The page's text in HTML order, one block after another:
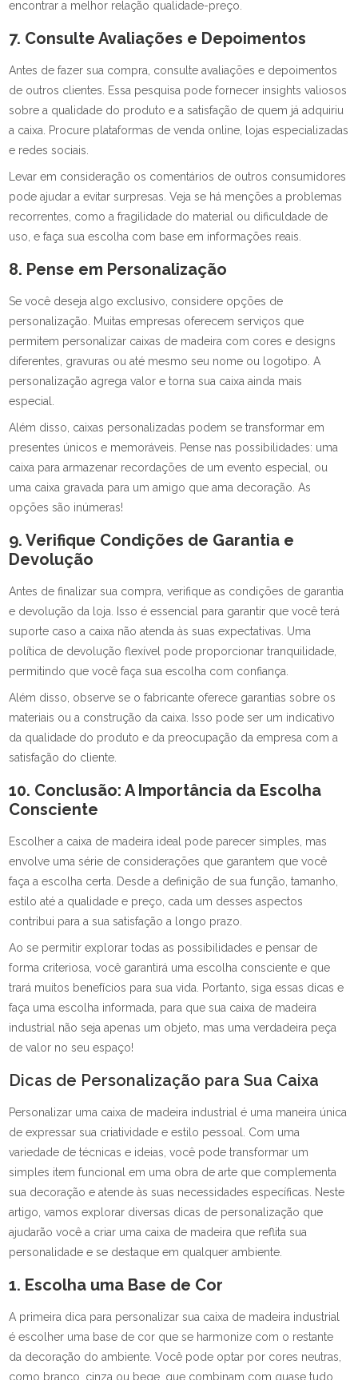
encontrar a melhor relação qualidade-preço.
7. Consulte Avaliações e Depoimentos
Antes de fazer sua compra, consulte avaliações e depoimentos
de outros clientes. Essa pesquisa pode fornecer insights valiosos
sobre a qualidade do produto e a satisfação de quem já adquiriu
a caixa. Procure plataformas de venda online, lojas especializadas
e redes sociais.
Levar em consideração os comentários de outros consumidores
pode ajudar a evitar surpresas. Veja se há menções a problemas
recorrentes, como a fragilidade do material ou dificuldade de
uso, e faça sua escolha com base em informações reais.
8. Pense em Personalização
Se você deseja algo exclusivo, considere opções de
personalização. Muitas empresas oferecem serviços que
permitem personalizar caixas de madeira com cores e designs
diferentes, gravuras ou até mesmo seu nome ou logotipo. A
personalização agrega valor e torna sua caixa ainda mais
especial.
Além disso, caixas personalizadas podem se transformar em
presentes únicos e memoráveis. Pense nas possibilidades: uma
caixa para armazenar recordações de um evento especial, ou
uma caixa gravada para um amigo que ama decoração. As
opções são inúmeras!
9. Verifique Condições de Garantia e
Devolução
Antes de finalizar sua compra, verifique as condições de garantia
e devolução da loja. Isso é essencial para garantir que você terá
suporte caso a caixa não atenda às suas expectativas. Uma
política de devolução flexível pode proporcionar tranquilidade,
permitindo que você faça sua escolha com confiança.
Além disso, observe se o fabricante oferece garantias sobre os
materiais ou a construção da caixa. Isso pode ser um indicativo
da qualidade do produto e da preocupação da empresa com a
satisfação do cliente.
10. Conclusão: A Importância da Escolha
Consciente
Escolher a caixa de madeira ideal pode parecer simples, mas
envolve uma série de considerações que garantem que você
faça a escolha certa. Desde a definição de sua função, tamanho,
estilo até a qualidade e preço, cada um desses aspectos
contribui para a sua satisfação a longo prazo.
Ao se permitir explorar todas as possibilidades e pensar de
forma criteriosa, você garantirá uma escolha consciente e que
trará muitos benefícios para sua vida. Portanto, siga essas dicas e
faça uma escolha informada, para que sua caixa de madeira
industrial não seja apenas um objeto, mas uma verdadeira peça
de valor no seu espaço!
Dicas de Personalização para Sua Caixa
Personalizar uma caixa de madeira industrial é uma maneira única
de expressar sua criatividade e estilo pessoal. Com uma
variedade de técnicas e ideias, você pode transformar um
simples item funcional em uma obra de arte que complementa
sua decoração e atende às suas necessidades específicas. Neste
artigo, vamos explorar diversas dicas de personalização que
ajudarão você a criar uma caixa de madeira que reflita sua
personalidade e se destaque em qualquer ambiente.
1. Escolha uma Base de Cor
A primeira dica para personalizar sua caixa de madeira industrial
é escolher uma base de cor que se harmonize com o restante
da decoração do ambiente. Você pode optar por cores neutras,
como branco, cinza ou bege, que combinam com quase tudo,